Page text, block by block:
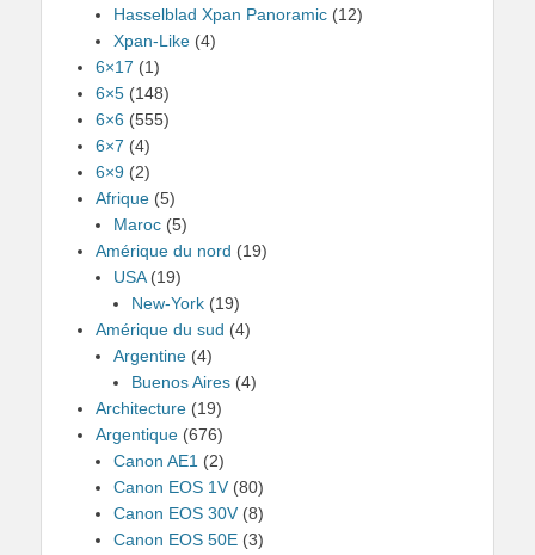
Hasselblad Xpan Panoramic (12)
Xpan-Like (4)
6×17 (1)
6×5 (148)
6×6 (555)
6×7 (4)
6×9 (2)
Afrique (5)
Maroc (5)
Amérique du nord (19)
USA(19)
New-York (19)
Amérique du sud (4)
Argentine (4)
Buenos Aires (4)
Architecture (19)
Argentique (676)
Canon AE1 (2)
Canon EOS 1V (80)
Canon EOS 30V (8)
Canon EOS 50E (3)